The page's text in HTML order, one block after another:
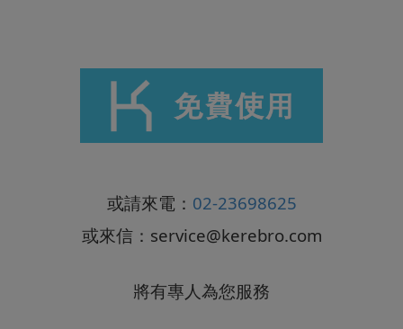
或請來電： 02-23698625
或來信： service@kerebro.com
將有專人為您服務